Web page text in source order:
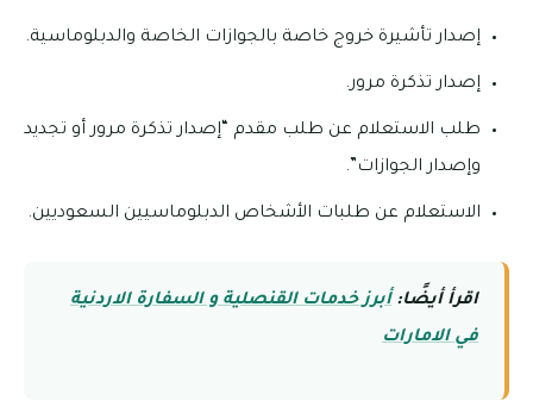
إصدار تأشيرة خروج خاصة بالجوازات الخاصة والدبلوماسية.
إصدار تذكرة مرور.
طلب الاستعلام عن طلب مقدم “إصدار تذكرة مرور أو تجديد
وإصدار الجوازات”.
الاستعلام عن طلبات الأشخاص الدبلوماسيين السعوديين.
اقرأ أيضًا:أبرز خدمات القنصلية و السفارة الاردنية
في الامارات